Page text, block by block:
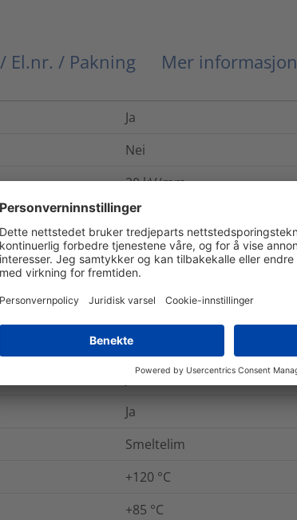
El.nr. / Pakning Mer informasjon
Ja
Nei
20kV/mm
IEC 243
-55 °C til +110 °C
400
Ja
Ja
Smeltelim
+120 °C
+85 °C